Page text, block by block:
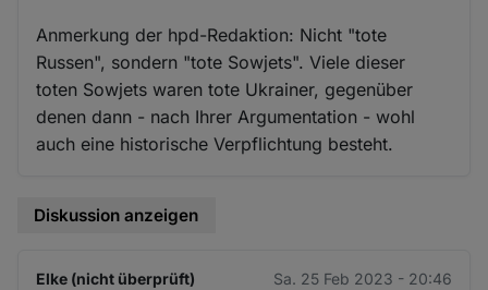
Anmerkung der hpd-Redaktion: Nicht "tote
Russen", sondern "tote Sowjets". Viele dieser
toten Sowjets waren tote Ukrainer, gegenüber
denen dann - nach Ihrer Argumentation - wohl
auch eine historische Verpflichtung besteht.
Diskussion anzeigen
Elke (nicht überprüft) Sa. 25 Feb 2023 - 20:46